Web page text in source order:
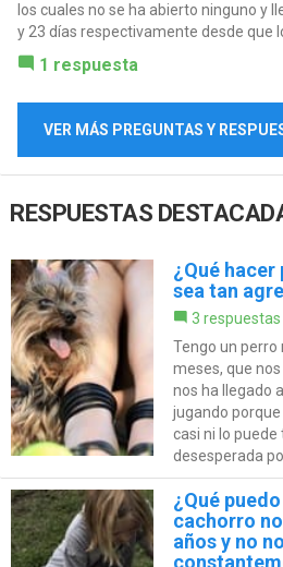
los cuales no se ha abierto ninguno y
y 23 días respectivamente desde que
1 respuesta
VER MÁS PREGUNTAS Y
RESPUESTAS
¿Qué hacer
sea tan
3 respuestas
Tengo un perro
meses, que
nos ha llegado
jugando porque
casi ni lo puede
desesperada
¿Qué
cachorro
años y no